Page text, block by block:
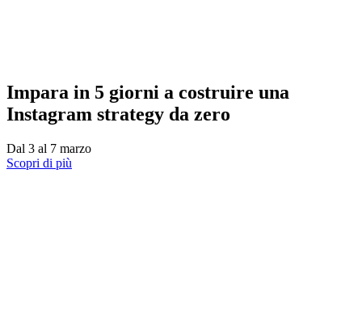
Impara in 5 giorni a costruire una
Instagram strategy da zero
Dal 3 al 7 marzo
Scopri di più